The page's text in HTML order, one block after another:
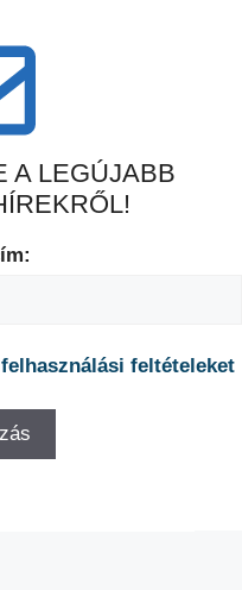
A LEGÚJABB
felhasználási feltételeket